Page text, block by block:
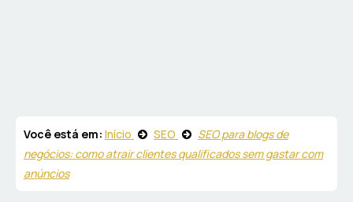
Você está em: Início SEO
SEO para blogs de
negócios: como atrair clientes qualificados sem gastar com
anúncios